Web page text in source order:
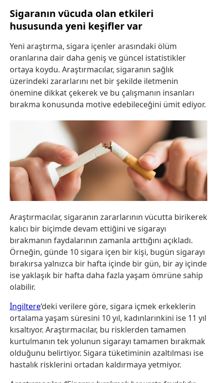
Sigaranın vücuda olan etkileri
hususunda yeni keşifler var
Yeni araştırma, sigara içenler arasındaki ölüm
oranlarına dair daha geniş ve güncel istatistikler
ortaya koydu. Araştırmacılar, sigaranın sağlık
üzerindeki zararlarını net bir şekilde iletmenin
önemine dikkat çekerek ve bu çalışmanın insanları
bırakma konusunda motive edebileceğini ümit ediyor.
Araştırmacılar, sigaranın zararlarının vücutta birikerek
kalıcı bir biçimde devam ettiğini ve sigarayı
bırakmanın faydalarının zamanla arttığını açıkladı.
Örneğin, günde 10 sigara içen bir kişi, bugün sigarayı
bırakırsa yalnızca bir hafta içinde bir gün, bir ay içinde
ise yaklaşık bir hafta daha fazla yaşam ömrüne sahip
olabilir.
İngiltere‘deki verilere göre, sigara içmek erkeklerin
ortalama yaşam süresini 10 yıl, kadınlarınkini ise 11 yıl
kısaltıyor. Araştırmacılar, bu risklerden tamamen
kurtulmanın tek yolunun sigarayı tamamen bırakmak
olduğunu belirtiyor. Sigara tüketiminin azaltılması ise
hastalık risklerini ortadan kaldırmaya yetmiyor.